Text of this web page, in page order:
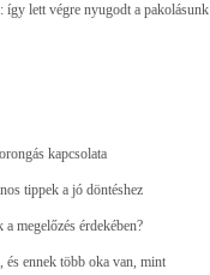
így lett végre nyugodt a pakolásunk
kapcsolata
tippek a jó döntéshez
megelőzés érdekében?
ennek több oka van, mint